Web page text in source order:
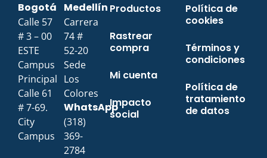
Bogotá
Calle 57
# 3 – 00
ESTE
Campus
Principal
Calle 61
# 7-69.
City
Campus
Medellín
Carrera
74 #
52-20
Sede
Los
Colores
WhatsApp
(318)
369-
2784
Productos
Rastrear
compra
Mi cuenta
Impacto
social
Política de
cookies
Términos y
condiciones
Política de
tratamiento
de datos